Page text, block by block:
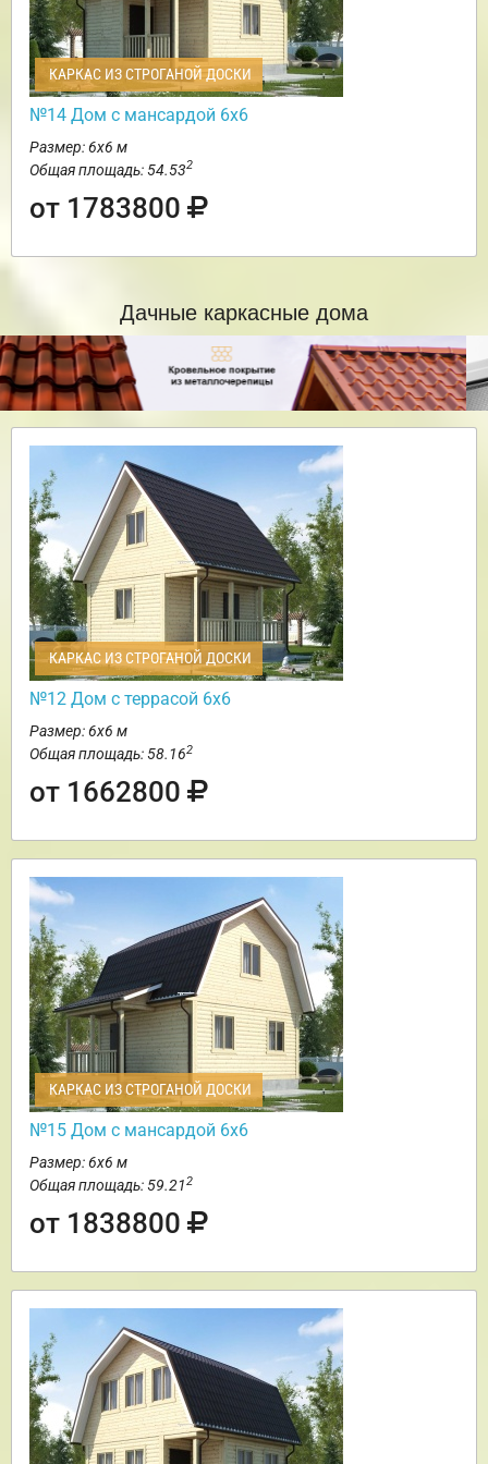
КАРКАС ИЗ СТРОГАНОЙ ДОСКИ
№14 Дом с мансардой 6х6
Размер: 6х6 м
Общая площадь: 54.532
от 1783800
Дачные каркасные дома
КАРКАС ИЗ СТРОГАНОЙ ДОСКИ
№12 Дом с террасой 6х6
Размер: 6х6 м
Общая площадь: 58.162
от 1662800
КАРКАС ИЗ СТРОГАНОЙ ДОСКИ
№15 Дом с мансардой 6х6
Размер: 6х6 м
Общая площадь: 59.212
от 1838800